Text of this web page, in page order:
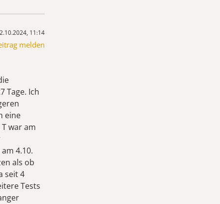
11:14
melden
Tage. Ich
eine
war am
4.10.
als ob
seit 4
Tests